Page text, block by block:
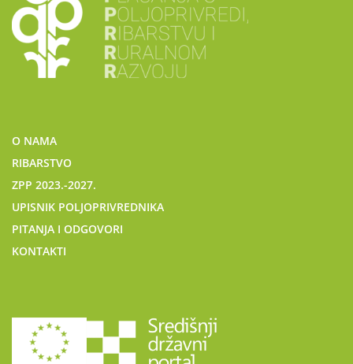
O NAMA
RIBARSTVO
ZPP 2023.-2027.
UPISNIK POLJOPRIVREDNIKA
PITANJA I ODGOVORI
KONTAKTI